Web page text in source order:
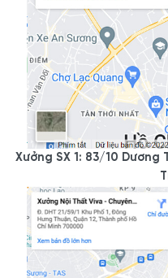
Xưởng SX 1: 83/10 Dương